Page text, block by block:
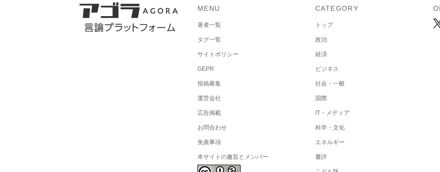
MENU
著者一覧
タグ一覧
サイトポリシー
GEPR
投稿募集
運営会社
広告掲載
お問合わせ
免責事項
本サイトの趣旨とメンバー
CATEGORY
トップ
政治
経済
ビジネス
社会・一般
国際
IT・メディア
科学・文化
エネルギー
書評